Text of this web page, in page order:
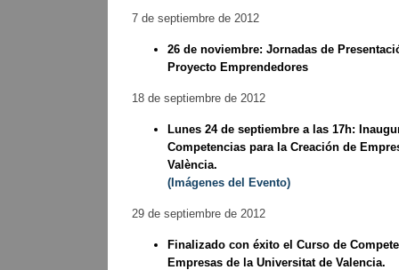
7 de septiembre de 2012
26 de noviembre: Jornadas de
Proyecto Emprendedores
18 de septiembre de 2012
Lunes 24 de septiembre a las 17h:
Competencias para la Creación de
València.
(Imágenes del Evento)
29 de septiembre de 2012
Finalizado con éxito el Curso de
Empresas de la Universitat de Valencia.